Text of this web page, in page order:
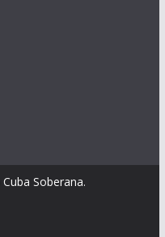
Cuba Soberana.